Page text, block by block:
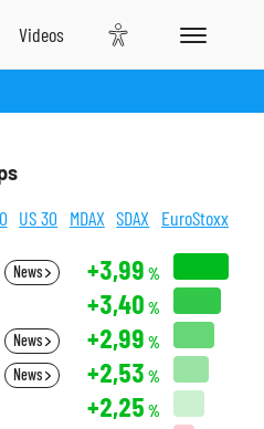
US 30 MDAX SDAX EuroStoxx
News +3,99 %
+3,40 %
News +2,99 %
News +2,53 %
+2,25 %